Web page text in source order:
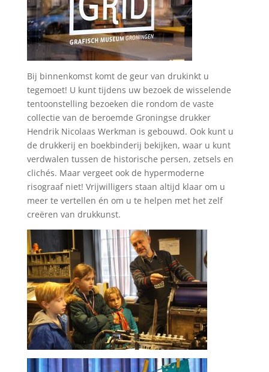
Bij binnenkomst komt de geur van drukinkt u
tegemoet! U kunt tijdens uw bezoek de wisselende
tentoonstelling bezoeken die rondom de vaste
collectie van de beroemde Groningse drukker
Hendrik Nicolaas Werkman is gebouwd. Ook kunt u
de drukkerij en boekbinderij bekijken, waar u kunt
verdwalen tussen de historische persen, zetsels en
clichés. Maar vergeet ook de hypermoderne
risograaf niet! Vrijwilligers staan altijd klaar om u
meer te vertellen én om u te helpen met het zelf
creëren van drukkunst.